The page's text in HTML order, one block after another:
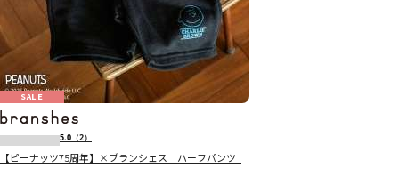
SALE
5.0 （2）
【ピーナッツ75周年】×ブランシェス ハーフパンツ_